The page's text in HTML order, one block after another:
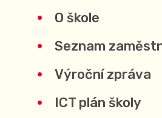
O škole
Seznam
Výroční zpráva
ICT plán školy